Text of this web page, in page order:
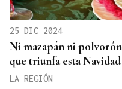
25 DIC 2024
Ni mazapán ni
que triunfa esta
LA REGIÓN